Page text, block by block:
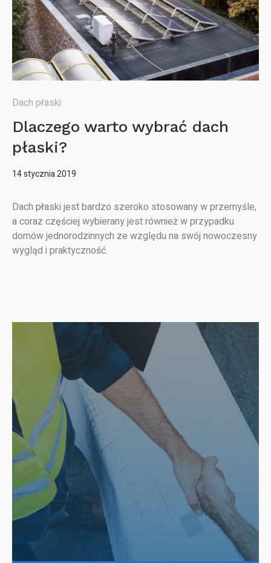
Dach płaski
Dlaczego warto wybrać dach
płaski?
14 stycznia 2019
Dach płaski jest bardzo szeroko stosowany w przemyśle,
a coraz częściej wybierany jest również w przypadku
domów jednorodzinnych ze względu na swój nowoczesny
wygląd i praktyczność.